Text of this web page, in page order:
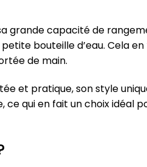
grande capacité de
bouteille d’eau. Cela
de main.
et pratique, son style
qui en fait un choix idéal